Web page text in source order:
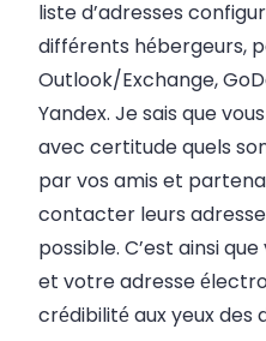
liste d’adresses
différents hébergeurs,
Outlook/Exchange,
Yandex. Je sais que
avec certitude quels
par vos amis et
contacter leurs
possible. C’est ainsi
et votreadresse
crédibilité aux yeux des